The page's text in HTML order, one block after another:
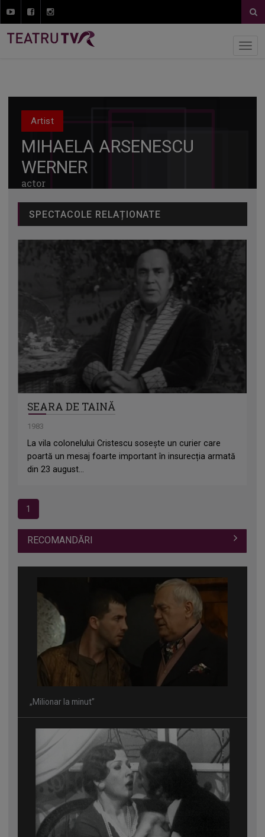
Artist
MIHAELA ARSENESCU
WERNER
actor
SPECTACOLE RELAȚIONATE
SEARA DE TAINĂ
1983
La vila colonelului Cristescu sosește un curier care
poartă un mesaj foarte important în insurecția armată
din 23 august...
1
RECOMANDĂRI
„Milionar la minut”